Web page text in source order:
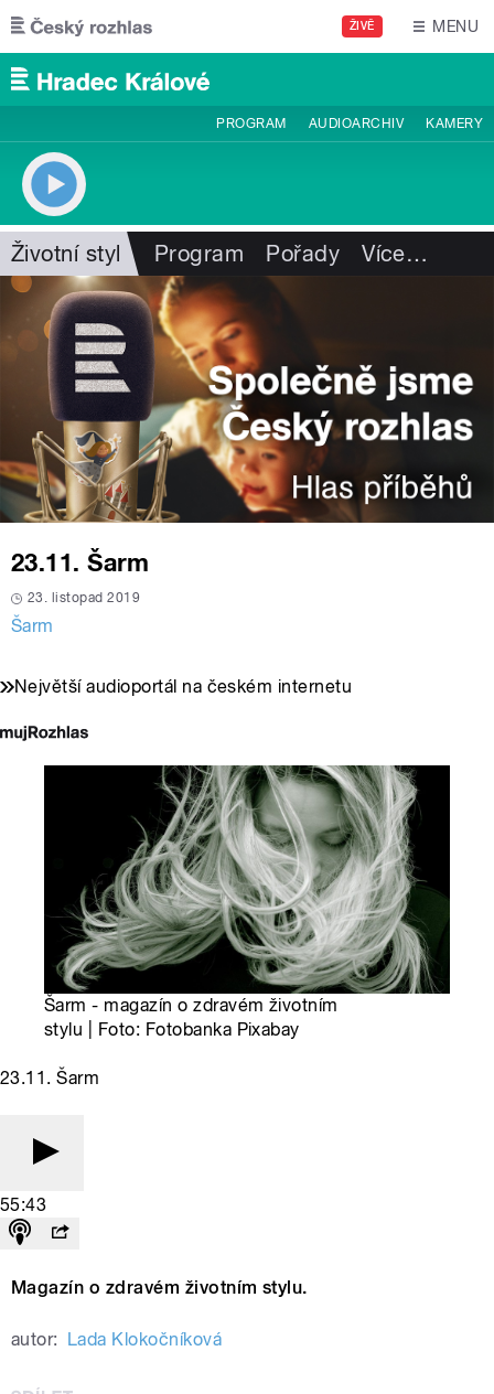
Přejít k hlavnímu obsahu
ŽIVĚ MENU
PROGRAM AUDIOARCHIV KAMERY
Životní styl Program Pořady Více…
23.11. Šarm
23. listopad 2019
Šarm
Největší audioportál na českém internetu
Šarm - magazín o zdravém životním
stylu | Foto: Fotobanka Pixabay
23.11. Šarm
55:43
Magazín o zdravém životním stylu.
autor: Lada Klokočníková